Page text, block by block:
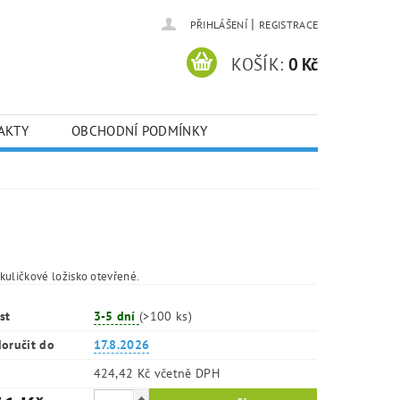
PŘIHLÁŠENÍ | REGISTRACE
KOŠÍK: 0 Kč
OBCHODNÍ PODMÍNKY
ložisko otevřené.
3-5 dní(>100 ks)
do
17.8.2026
424,42 Kč včetně DPH